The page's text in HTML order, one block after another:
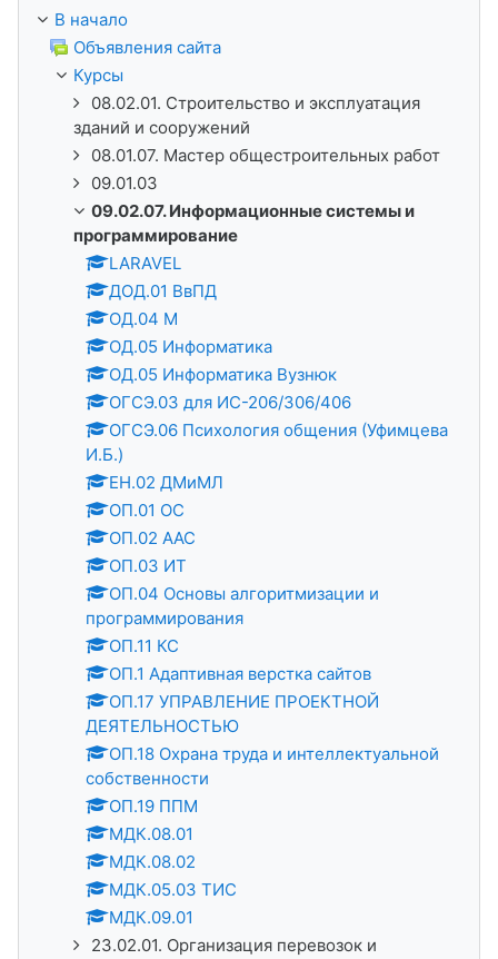
В начало
Объявления сайта
Курсы
08.02.01. Строительство и эксплуатация
зданий и сооружений
08.01.07. Мастер общестроительных работ
09.01.03
09.02.07. Информационные системы и
программирование
LARAVEL
ДОД.01 ВвПД
ОД.04 М
ОД.05 Информатика
ОД.05 Информатика Вузнюк
ОГСЭ.03 для ИС-206/306/406
ОГСЭ.06 Психология общения (Уфимцева
И.Б.)
ЕН.02 ДМиМЛ
ОП.01 ОС
ОП.02 ААС
ОП.03 ИТ
ОП.04 Основы алгоритмизации и
программирования
ОП.11 КС
ОП.1 Адаптивная верстка сайтов
ОП.17 УПРАВЛЕНИЕ ПРОЕКТНОЙ
ДЕЯТЕЛЬНОСТЬЮ
ОП.18 Охрана труда и интеллектуальной
собственности
ОП.19 ППМ
МДК.08.01
МДК.08.02
МДК.05.03 ТИС
МДК.09.01
23.02.01. Организация перевозок и